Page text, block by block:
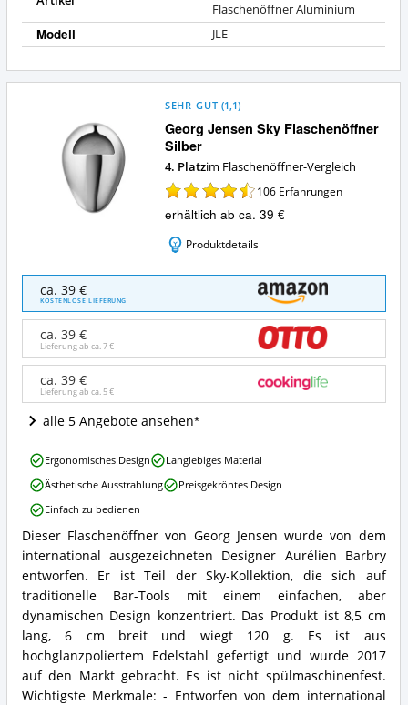
Flaschenöffner Aluminium
Modell JLE
Georg Jensen Sky Flaschenöffner
Silber
SEHR GUT (1,1)
4. Platzim Flaschenöffner-Vergleich
106 Erfahrungen
erhältlich ab ca. 39 €
Produktdetails
Jensen
Sky
Flaschenöffner
Silber
Angebote:
dieser
Flaschenöffner
ca. 39 €
KOSTENLOSE LIEFERUNG
ca. 39 €
Lieferung ab ca.7 €
ca. 39 €
Lieferung ab ca.5 €
alle 5 Angebote ansehen
Georg
Jensen
Sky
Flaschenöffner
Silber
Zusammenfassung:
Was
bietet
dieser
Flaschenöffner?
Dieser Flaschenöffner von Georg Jensen wurde von dem
international ausgezeichneten Designer Aurélien Barbry
entworfen. Er ist Teil der Sky-Kollektion, die sich auf
traditionelle Bar-Tools mit einem einfachen, aber
dynamischen Design konzentriert. Das Produkt ist 8,5 cm
lang, 6 cm breit und wiegt 120 g. Es ist aus
hochglanzpoliertem Edelstahl gefertigt und wurde 2017
auf den Markt gebracht. Es ist nicht spülmaschinenfest.
Wichtigste Merkmale: - Entworfen von dem international
Georg
Jensen
Sky
Flaschenöffner
Silber
Vorteile:
Was
spricht
für
diesen
Flaschenöffner?
Ergonomisches Design
Langlebiges Material
Ästhetische Ausstrahlung
Preisgekröntes Design
Einfach zu bedienen